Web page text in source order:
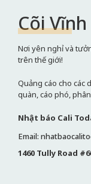
Cõi
Nơi yên nghỉ và
trên thế giới!
Quảng cáo cho các
quàn, cáo phó,
Nhật báo Cali
Email:
1460 Tully Road